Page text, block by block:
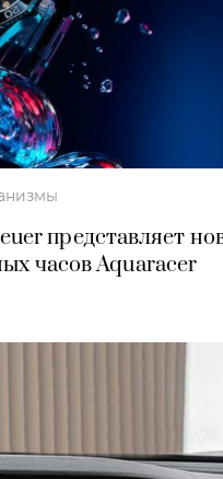
представляет
часов Aquaracer